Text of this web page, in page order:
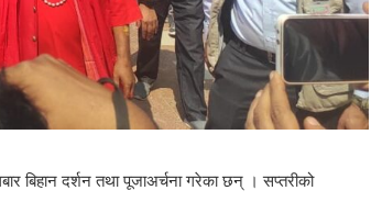
बिहान दर्शन तथा पूजाअर्चना गरेका छन् । सप्तरीको